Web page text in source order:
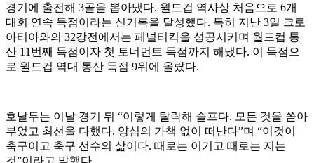
경기에 출전해 3골을 뽑아냈다. 월드컵 역사상 처음으로 6개
대회 연속 득점이라는 신기록을 달성했다. 특히 지난 3일 크로
아티아와의 32강전에서는 페널티킥을 성공시키며 월드컵 통
산 11번째 득점이자 첫 토너먼트 득점까지 해냈다. 이 득점으
로 월드컵 역대 통산 득점 9위에 올랐다.
호날두는 이날 경기 뒤 “이렇게 탈락해 슬프다. 모든 것을 쏟아
부었고 최선을 다했다. 양심의 가책 없이 떠난다”며 “이것이
축구이고 축구 선수의 삶이다. 때로는 이기고 때로는 지는